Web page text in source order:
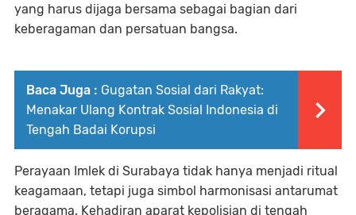
yang harus dijaga bersama sebagai bagian dari
keberagaman dan persatuan bangsa.
Baca Juga : Gugatan Sosial dari Rakyat:
Menakar Ulang Kontrak Sosial Indonesia di
Tengah Badai Korupsi
Perayaan Imlek di Surabaya tidak hanya menjadi ritual
keagamaan, tetapi juga simbol harmonisasi antarumat
beragama. Kehadiran aparat kepolisian di tengah